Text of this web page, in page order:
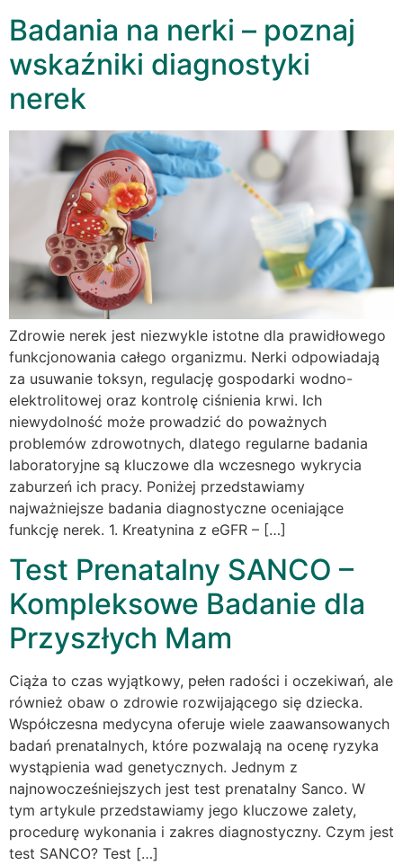
Badania na nerki – poznaj
wskaźniki diagnostyki
nerek
Zdrowie nerek jest niezwykle istotne dla prawidłowego
funkcjonowania całego organizmu. Nerki odpowiadają
za usuwanie toksyn, regulację gospodarki wodno-
elektrolitowej oraz kontrolę ciśnienia krwi. Ich
niewydolność może prowadzić do poważnych
problemów zdrowotnych, dlatego regularne badania
laboratoryjne są kluczowe dla wczesnego wykrycia
zaburzeń ich pracy. Poniżej przedstawiamy
najważniejsze badania diagnostyczne oceniające
funkcję nerek. 1. Kreatynina z eGFR – […]
Test Prenatalny SANCO –
Kompleksowe Badanie dla
Przyszłych Mam
Ciąża to czas wyjątkowy, pełen radości i oczekiwań, ale
również obaw o zdrowie rozwijającego się dziecka.
Współczesna medycyna oferuje wiele zaawansowanych
badań prenatalnych, które pozwalają na ocenę ryzyka
wystąpienia wad genetycznych. Jednym z
najnowocześniejszych jest test prenatalny Sanco. W
tym artykule przedstawiamy jego kluczowe zalety,
procedurę wykonania i zakres diagnostyczny. Czym jest
test SANCO? Test […]